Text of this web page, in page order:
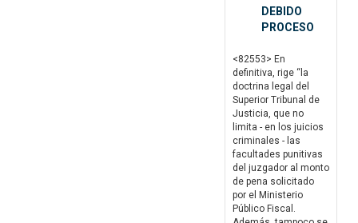
DEBIDO
PROCESO
<82553> En
definitiva, rige “la
doctrina legal del
Superior Tribunal de
Justicia, que no
limita - en los juicios
criminales - las
facultades punitivas
del juzgador al monto
de pena solicitado
por el Ministerio
Público Fiscal.